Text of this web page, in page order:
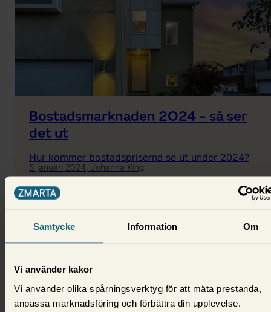
Samtycke Information Om
Vi använder kakor
Vi använder olika spårningsverktyg för att mäta prestanda,
anpassa marknadsföring och förbättra din upplevelse.
Bostadsmarknaden 2024 - så ser
det ut
Hur kommer bostadspriserna se ut under 2024?
5 januari 2024, Johanna King